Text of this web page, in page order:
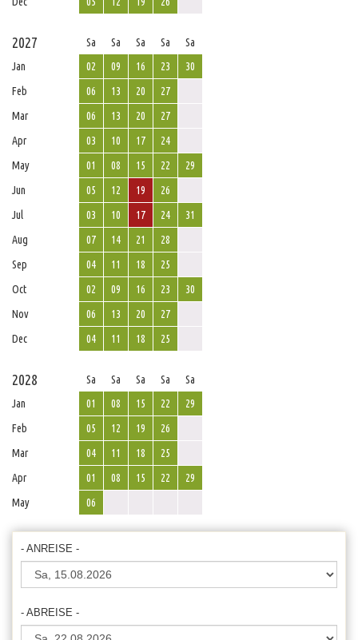
2027 Sa Sa Sa Sa
Sa
Jan
02 09 16 23
30
Feb
06 13 20
27
Mar
06 13 20
27
Apr
03 10 17
24
May
01 08 15 22
29
Jun
05 12 19
26
Jul
03 10 17 24
31
Aug
07 14 21
28
Sep
04 11 18
25
Oct
02 09 16 23
30
Nov
06 13 20
27
Dec
04 11 18 25
2028 Sa Sa Sa Sa
Sa
Jan
01 08 15 22
29
Feb
05 12 19
26
Mar
04 11 18
25
Apr
01 08 15 22
29
May
06
- ANREISE -
- ABREISE -